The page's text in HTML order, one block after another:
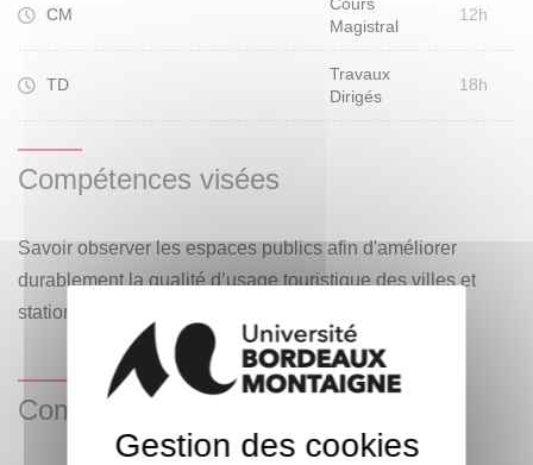
CM
Magistral
12h
TD
Travaux
Dirigés
18h
Compétences visées
Savoir observer les espaces publics afin d'améliorer
durablement la qualité d’usage touristique des villes et
stations touristiques.
Compétences acquises
Gestion des cookies